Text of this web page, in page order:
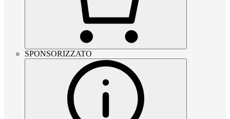
SPONSORIZZATO